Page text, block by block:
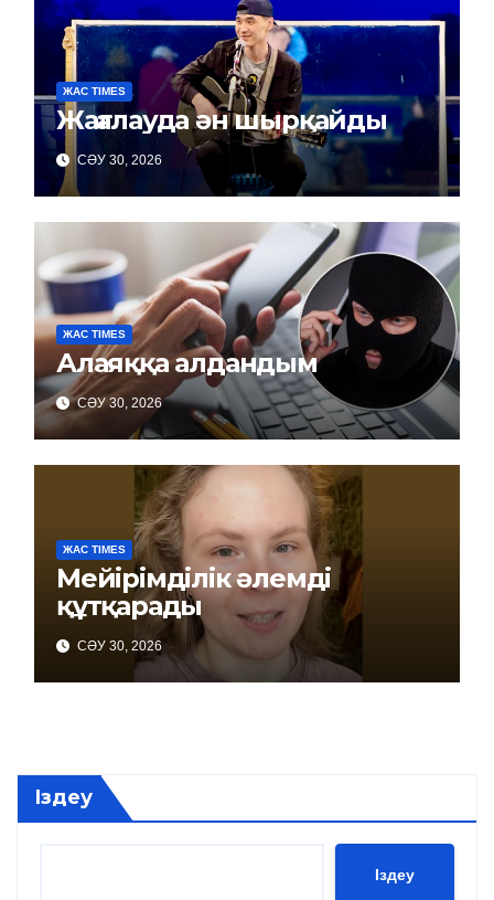
ЖАС TIMES
Жағалауда ән шырқайды
СӘУ 30, 2026
ЖАС TIMES
Алаяққа алдандым
СӘУ 30, 2026
ЖАС TIMES
Мейірімділік әлемді
құтқарады
СӘУ 30, 2026
Іздеу
Іздеу